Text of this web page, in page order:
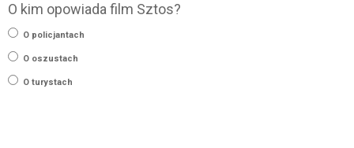
O kim opowiada film Sztos?
O policjantach
O oszustach
O turystach